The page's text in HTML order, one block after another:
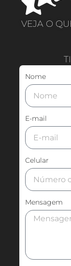
VEJA O
Nome
E-mail
Celular
Mensagem